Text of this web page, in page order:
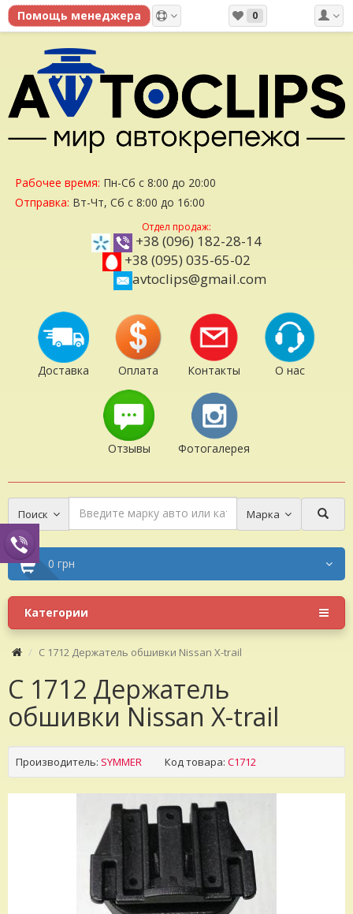
0
Рабочее время: Пн-Сб с 8:00 до 20:00
Отправка: Вт-Чт, Сб с 8:00 до 16:00
Отдел продаж:
+38 (096) 182-28-14
+38 (095) 035-65-02
avtoclips@gmail.com
Доставка Оплата Контакты О нас
Отзывы Фотогалерея
Поиск Марка
0 грн
Категории
C 1712 Держатель обшивки Nissan X-trail
C 1712 Держатель
обшивки Nissan X-trail
Производитель: SYMMER Код товара: C1712